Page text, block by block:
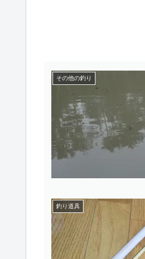
その他の釣り
釣り道具